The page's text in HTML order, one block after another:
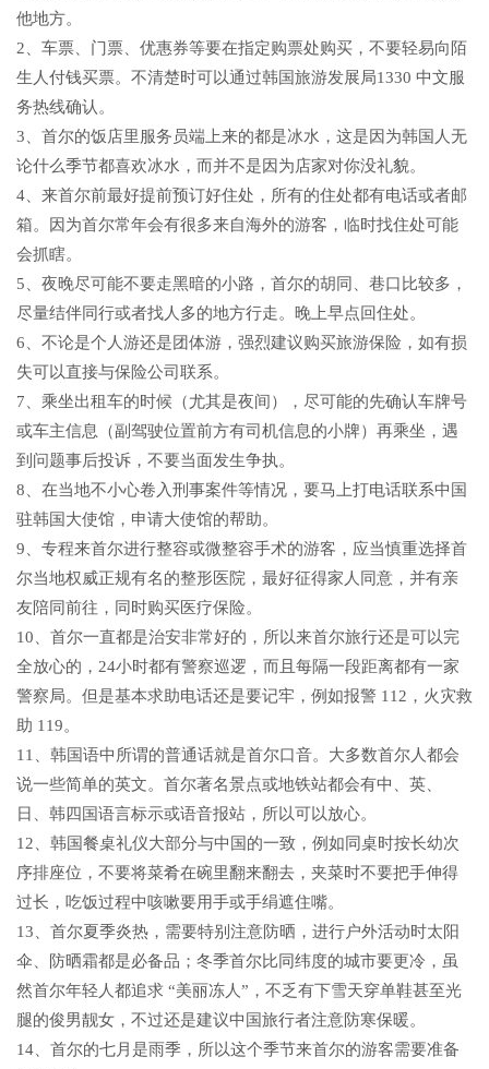
他地方。
2、车票、门票、优惠券等要在指定购票处购买，不要轻易向陌
生人付钱买票。不清楚时可以通过韩国旅游发展局1330 中文服
务热线确认。
3、首尔的饭店里服务员端上来的都是冰水，这是因为韩国人无
论什么季节都喜欢冰水，而并不是因为店家对你没礼貌。
4、来首尔前最好提前预订好住处，所有的住处都有电话或者邮
箱。因为首尔常年会有很多来自海外的游客，临时找住处可能
会抓瞎。
5、夜晚尽可能不要走黑暗的小路，首尔的胡同、巷口比较多，
尽量结伴同行或者找人多的地方行走。晚上早点回住处。
6、不论是个人游还是团体游，强烈建议购买旅游保险，如有损
失可以直接与保险公司联系。
7、乘坐出租车的时候（尤其是夜间），尽可能的先确认车牌号
或车主信息（副驾驶位置前方有司机信息的小牌）再乘坐，遇
到问题事后投诉，不要当面发生争执。
8、在当地不小心卷入刑事案件等情况，要马上打电话联系中国
驻韩国大使馆，申请大使馆的帮助。
9、专程来首尔进行整容或微整容手术的游客，应当慎重选择首
尔当地权威正规有名的整形医院，最好征得家人同意，并有亲
友陪同前往，同时购买医疗保险。
10、首尔一直都是治安非常好的，所以来首尔旅行还是可以完
全放心的，24小时都有警察巡逻，而且每隔一段距离都有一家
警察局。但是基本求助电话还是要记牢，例如报警 112，火灾救
助 119。
11、韩国语中所谓的普通话就是首尔口音。大多数首尔人都会
说一些简单的英文。首尔著名景点或地铁站都会有中、英、
日、韩四国语言标示或语音报站，所以可以放心。
12、韩国餐桌礼仪大部分与中国的一致，例如同桌时按长幼次
序排座位，不要将菜肴在碗里翻来翻去，夹菜时不要把手伸得
过长，吃饭过程中咳嗽要用手或手绢遮住嘴。
13、首尔夏季炎热，需要特别注意防晒，进行户外活动时太阳
伞、防晒霜都是必备品；冬季首尔比同纬度的城市要更冷，虽
然首尔年轻人都追求 “美丽冻人”，不乏有下雪天穿单鞋甚至光
腿的俊男靓女，不过还是建议中国旅行者注意防寒保暖。
14、首尔的七月是雨季，所以这个季节来首尔的游客需要准备